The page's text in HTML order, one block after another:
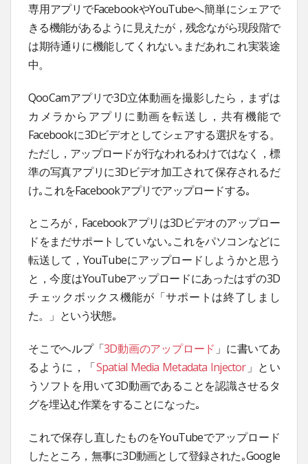
専用アプリでFacebookやYouTubeへ簡単にシェアで
きる機能があるように見えたが，残念ながら現段階で
は期待通りに機能してくれない｡まだあれこれ実装途
中。
QooCamアプリで3D立体動画を撮影したら，まずは
カメラからアプリに動画を転送し，共有機能で
Facebookに3Dビデオとしてシェアする選択をする。
ただし，アップロードが行なわれるわけではなく，標
準の写真アプリに3Dビデオ加工されて保存されるだ
け｡これをFacebookアプリでアップロードする｡
ところが，Facebookアプリは3Dビデオのアップロー
ドをまだサポートしていない｡これをパソコンなどに
転送して，YouTubeにアップロードしようかと思う
と，今度はYouTubeアップロードにあったはずの3D
チェックボックス機能が「サポートは終了しまし
た。」という状態｡
そこでヘルプ「3D動画のアップロード 」に書いてあ
るように，「Spatial Media Metadata Injector」とい
うソフトを用いて3D動画であることを認識させるタ
グを埋込む作業をすることになった｡
これで保存し直したものをYouTubeでアップロード
したところ，無事に3D動画として登録された｡Google